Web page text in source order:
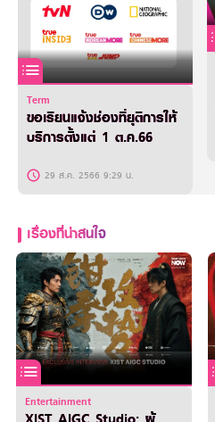
Term
ขอเรียนแจ้งช่องที่ยุติการให้
บริการตั้งแต่ 1 ต.ค.66
29 ส.ค. 2566 9:29 น.
เรื่องที่น่าสนใจ
Entertainment